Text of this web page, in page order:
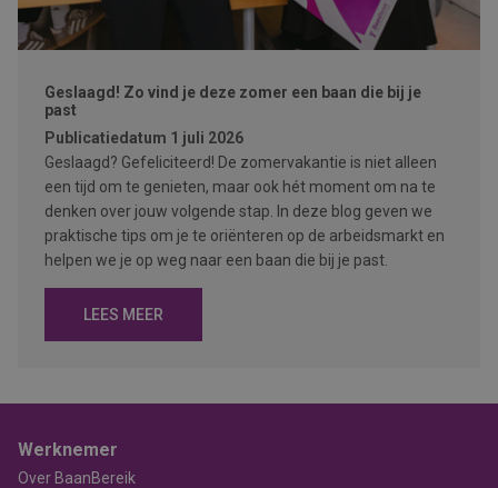
Geslaagd! Zo vind je deze zomer een baan die bij je
past
Publicatiedatum 1 juli 2026
Geslaagd? Gefeliciteerd! De zomervakantie is niet alleen
een tijd om te genieten, maar ook hét moment om na te
denken over jouw volgende stap. In deze blog geven we
praktische tips om je te oriënteren op de arbeidsmarkt en
helpen we je op weg naar een baan die bij je past.
LEES MEER
Werknemer
Over BaanBereik